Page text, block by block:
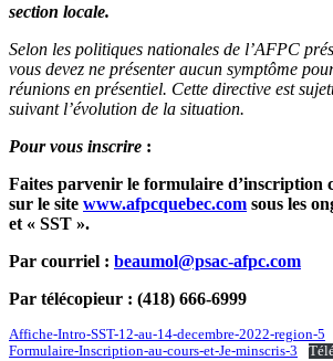
section locale.
Selon les politiques nationales de l’AFPC
vous devez ne présenter aucun symptôme
réunions en présentiel. Cette directive est
suivant l’évolution de la situation.
Pour vous inscrire :
Faites parvenir le formulaire d’inscription
sur le site www.afpcquebec.com sous les
et « SST ».
Par courriel : beaumol@psac-afpc.com
Par télécopieur : (418) 666-6999
Affiche-Intro-SST-12-au-14-decembre-2022-region-5
Formulaire-Inscription-au-cours-et-Je-minscris-3